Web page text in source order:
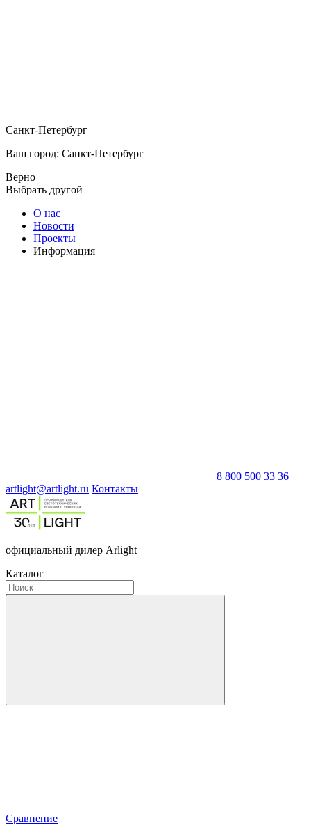
Санкт-Петербург
Ваш город: Санкт-Петербург
Верно
Выбрать другой
О нас
Новости
Проекты
Информация
8 800 500 33 36
artlight@artlight.ru Контакты
официальный дилер Arlight
Каталог
Сравнение